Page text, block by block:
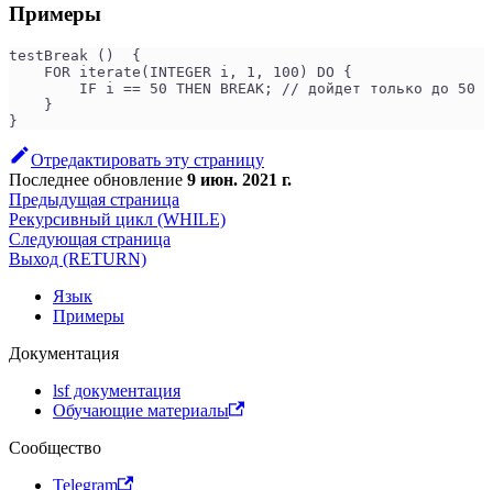
Примеры
testBreak ()  {
    FOR iterate(INTEGER i, 1, 100) DO {
        IF i == 50 THEN BREAK; // дойдет только до 50
    }
}
Отредактировать эту страницу
Последнее обновление 9 июн. 2021 г.
Предыдущая страница
Рекурсивный цикл (WHILE)
Следующая страница
Выход (RETURN)
Язык
Примеры
Документация
lsf документация
Обучающие материалы
Сообщество
Telegram